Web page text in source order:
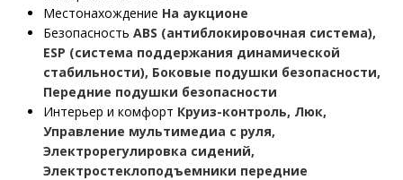
Местонахождение На аукционе
Безопасность ABS (антиблокировочная система),
ESP (система поддержания динамической
стабильности), Боковые подушки безопасности,
Передние подушки безопасности
Интерьер и комфорт Круиз-контроль, Люк,
Управление мультимедиа с руля,
Электрорегулировка сидений,
Электростеклоподъемники передние